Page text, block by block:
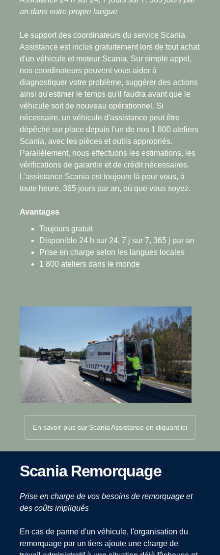
an dans votre propre langue
Le support des coordinateurs du service Scania
Assistance est inclus gratuitement lors de tout achat
d'un véhicule et moteur Scania. Sur simple appel,
nos coordinateurs peuvent vous aider à
diagnostiquer votre problème, suggérer des actions
ainsi qu'estimer le temps qu'il faudra avant que le
véhicule soit de nouveau opérationnel. Si
nécessaire, un véhicule d'assistance peut être
dépêché sur place depuis l'un de nos 1 800 ateliers
Scania, avec les pièces et outils appropriés.
Parallèlement, nous effectuons les estimations, les
vérifications de garantie et de crédit nécessaires.
L'assistance Scania est toujours là pour vous, à
toute heure, 365 jours par an, où que vous soyez.
Avantages
Toujours gratuit
Disponible 24 h sur 24, 7 j sur 7, 365 j par an
Prise en charge selon les langues locales
1 800 ateliers dans le monde
En savoir plus sur Scania Assistance en cliquant ici
Scania Remorquage
Prise en charge de vos besoins de remorquage et
des coûts impliqués
En cas de panne d'un véhicule, l'organisation du
remorquage par un tiers ajoute une charge de